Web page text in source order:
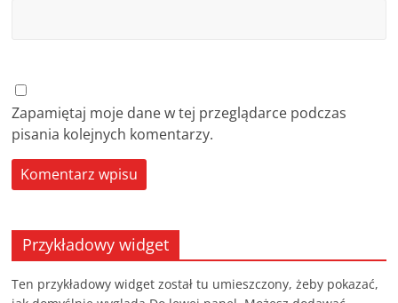
Zapamiętaj moje dane w tej przeglądarce podczas
pisania kolejnych komentarzy.
Przykładowy widget
Ten przykładowy widget został tu umieszczony, żeby pokazać,